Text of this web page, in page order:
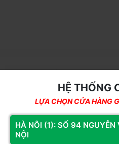
Tiêu chuẩn: 802.11 a/b/g/n/
Form Factors: M.2 2230
M.2 NGFF Key
HỆ THỐNG
LỰA CHỌN CỬA HÀNG
HÀ NÔI (1): SỐ 94
NỘI